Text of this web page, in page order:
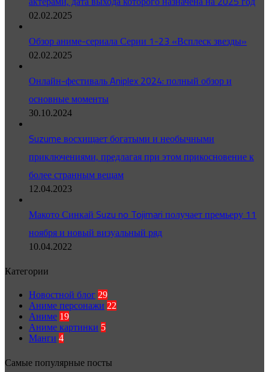
02.02.2025
Обзор аниме-сериала Серии 1-23 «Всплеск звезды»
02.02.2025
Онлайн-фестиваль Aniplex 2024: полный обзор и
основные моменты
30.10.2024
Suzume восхищает богатыми и необычными
приключениями, предлагая при этом прикосновение к
более странным вещам
12.04.2023
Макото Синкай Suzu no Tojimari получает премьеру 11
ноября и новый визуальный ряд
10.04.2022
Категории
Новостной блог 29
Аниме персонажи 22
Аниме 19
Аниме картинки 5
Манги 4
Самые популярные посты